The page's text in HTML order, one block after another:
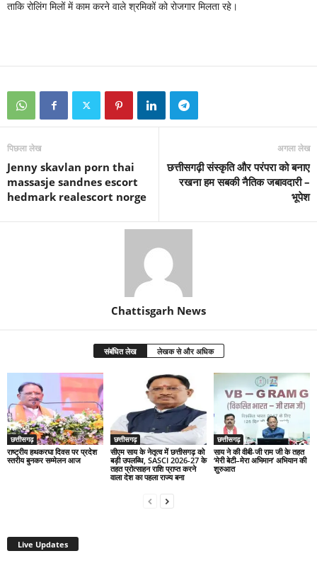
ताकि रोलिंग मिलों में काम करने वाले श्रमिकों को रोजगार मिलता रहे।
पिछला लेख
Jenny skavlan porn thai
massasje sandnes escort
hedmark realescort norge
अगला लेख
छत्तीसगढ़ी संस्कृति और परंपरा को बनाए
रखना हम सबकी नैतिक जबावदारी –
भूपेश
Chattisgarh News
संबंधित लेख लेखक से और अधिक
छत्तीसगढ़
राष्ट्रीय हथकरघा दिवस पर प्रदेश
स्तरीय बुनकर सम्मेलन आज
छत्तीसगढ़
सीएम साय के नेतृत्व में छत्तीसगढ़ को
बड़ी उपलब्धि, SASCI 2026-27 के
तहत प्रोत्साहन राशि प्राप्त करने
वाला देश का पहला राज्य बना
छत्तीसगढ़
साय ने की वीबी-जी राम जी के तहत
‘मेरी बेटी–मेरा अभिमान’ अभियान की
शुरुआत
Live Updates